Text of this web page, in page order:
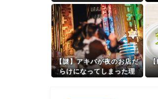
成、無駄な発電や送電ロス
なくEVよりエコを証明
【謎】アキバが夜のお店だ
らけになってしまった理
【